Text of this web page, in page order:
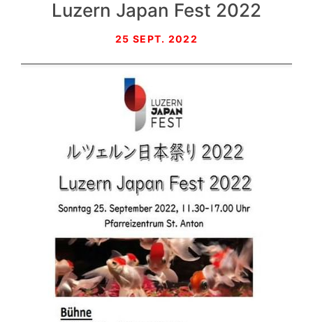
Luzern Japan Fest 2022
25 SEPT. 2022